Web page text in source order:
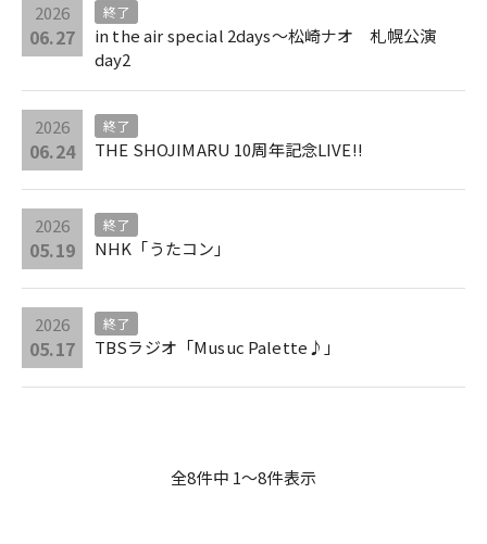
2026
06.27
終了
in the air special 2days～松崎ナオ 札幌公演
day2
2026
06.24
終了
THE SHOJIMARU 10周年記念LIVE!!
2026
05.19
終了
NHK「うたコン」
2026
05.17
終了
TBSラジオ「Musuc Palette♪」
全8件中 1〜8件表示